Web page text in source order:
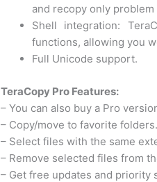
and recopy only problem
Shell integration:
functions, allowing you
Full Unicode support.
TeraCopy Pro Features:
– You can also buy a Pro
– Copy/move to favorite folders.
– Select files with the same
– Remove selected files from
– Get free updates and priority